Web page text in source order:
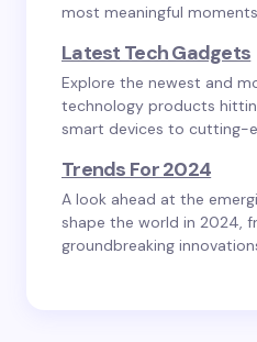
most meaningful
Latest Tech Gadgets
Explore the newest and
technology products
smart devices to cutting-
Trends For 2024
A look ahead at the
shape the world in 2024,
groundbreaking